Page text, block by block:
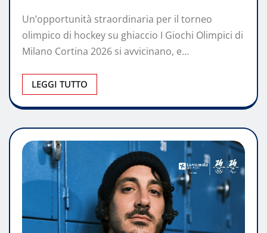
Un’opportunità straordinaria per il torneo
olimpico di hockey su ghiaccio I Giochi Olimpici di
Milano Cortina 2026 si avvicinano, e…
LEGGI TUTTO